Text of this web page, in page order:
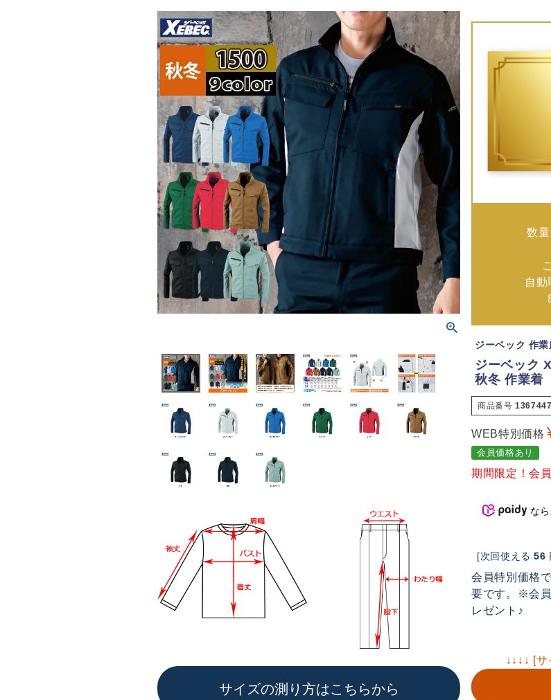
サイズの測り方はこちらから
数
自
ジーベック 作
ジーベック
秋冬 作業着
商品番号 1367447
WEB特別価格
会員価格あり
期間限定！会
なら
[次回使える 56
会員特別価格
要です。※会
レゼント♪
↓↓↓↓ [